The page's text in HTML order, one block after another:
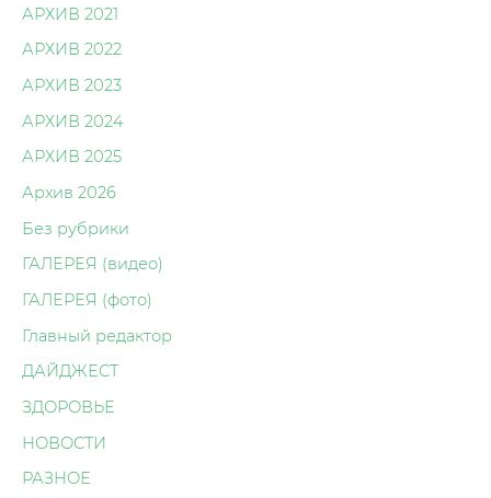
АРХИВ 2021
АРХИВ 2022
АРХИВ 2023
АРХИВ 2024
АРХИВ 2025
Архив 2026
Без рубрики
ГАЛЕРЕЯ (видео)
ГАЛЕРЕЯ (фото)
Главный редактор
ДАЙДЖЕСТ
ЗДОРОВЬЕ
НОВОСТИ
РАЗНОЕ